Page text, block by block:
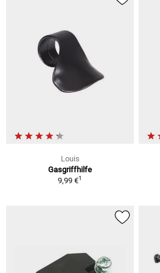
Louis
Gasgriffhilfe
9,99 €1